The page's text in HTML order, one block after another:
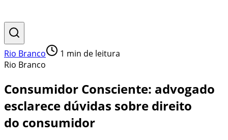
Rio Branco 1 min de leitura
Rio Branco
Consumidor Consciente: advogado
esclarece dúvidas sobre direito
do consumidor